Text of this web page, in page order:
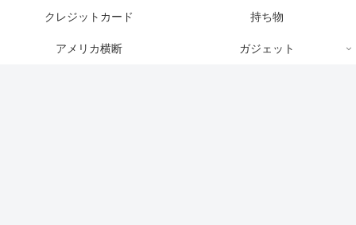
クレジットカード 持ち物
アメリカ横断 ガジェット